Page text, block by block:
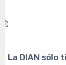
La DIAN sólo